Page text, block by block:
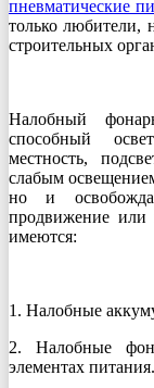
пневматические
только любители,
строительных
Налобный
способный
местность,
слабым
но и
продвижение или
имеются:
1. Налобные
2. Налобные
элементах питания.